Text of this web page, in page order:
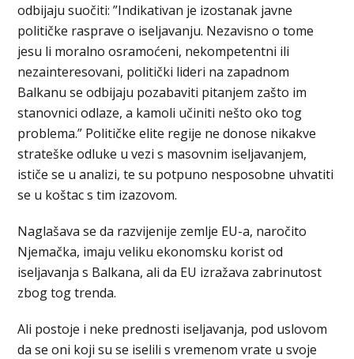
odbijaju suočiti: ”Indikativan je izostanak javne
političke rasprave o iseljavanju. Nezavisno o tome
jesu li moralno osramoćeni, nekompetentni ili
nezainteresovani, politički lideri na zapadnom
Balkanu se odbijaju pozabaviti pitanjem zašto im
stanovnici odlaze, a kamoli učiniti nešto oko tog
problema.” Političke elite regije ne donose nikakve
strateške odluke u vezi s masovnim iseljavanjem,
ističe se u analizi, te su potpuno nesposobne uhvatiti
se u koštac s tim izazovom.
Naglašava se da razvijenije zemlje EU-a, naročito
Njemačka, imaju veliku ekonomsku korist od
iseljavanja s Balkana, ali da EU izražava zabrinutost
zbog tog trenda.
Ali postoje i neke prednosti iseljavanja, pod uslovom
da se oni koji su se iselili s vremenom vrate u svoje